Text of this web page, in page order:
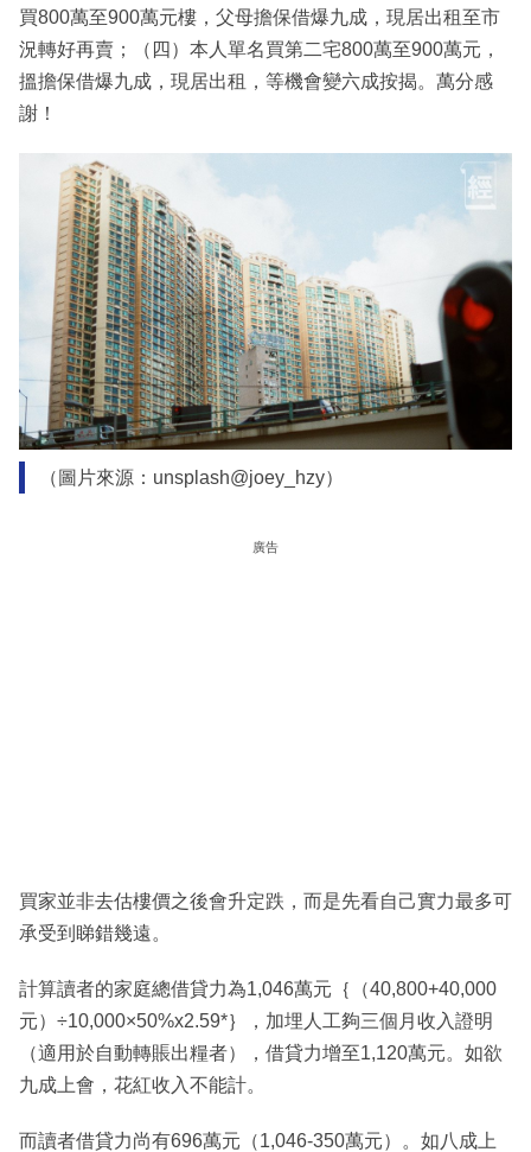
買800萬至900萬元樓，父母擔保借爆九成，現居出租至市
況轉好再賣；（四）本人單名買第二宅800萬至900萬元，
搵擔保借爆九成，現居出租，等機會變六成按揭。萬分感
謝！
（圖片來源：unsplash@joey_hzy）
廣告
買家並非去估樓價之後會升定跌，而是先看自己實力最多可
承受到睇錯幾遠。
計算讀者的家庭總借貸力為1,046萬元｛（40,800+40,000
元）÷10,000×50%x2.59*｝，加埋人工夠三個月收入證明
（適用於自動轉賬出糧者），借貸力增至1,120萬元。如欲
九成上會，花紅收入不能計。
而讀者借貸力尚有696萬元（1,046-350萬元）。如八成上